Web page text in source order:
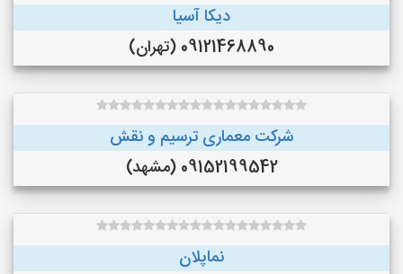
دیکا آسیا
09121468890 (تهران)
شرکت معماری ترسیم و نقش
09152199542 (مشهد)
نماپلان